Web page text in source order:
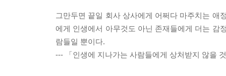
그만두면 끝일 회사 상사에게 어쩌다 마주치는 애
에게 인생에서 아무것도 아닌 존재들에게 더는 감
람들일 뿐이다.
--- 「인생에 지나가는 사람들에게 상처받지 않을